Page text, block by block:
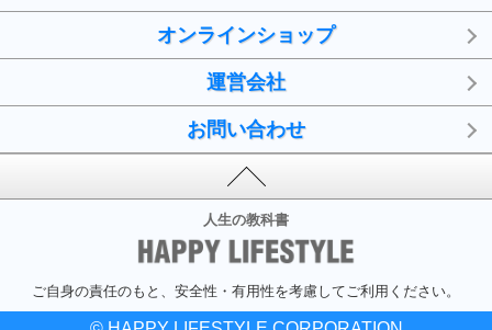
オンラインショップ
運営会社
お問い合わせ
人生の教科書
ご自身の責任のもと、安全性・有用性を考慮してご利用ください。